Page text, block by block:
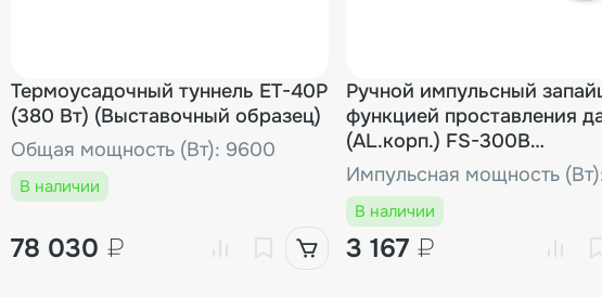
Термоусадочный туннель ET-40P
(380 Вт) (Выставочный образец)
Общая мощность (Вт): 9600
В наличии
78 030 ₽
Ручной импульсный
функцией проставления
(AL.корп.) FS-300B
(Выставочный образец)
Импульсная мощность
В наличии
3 167 ₽